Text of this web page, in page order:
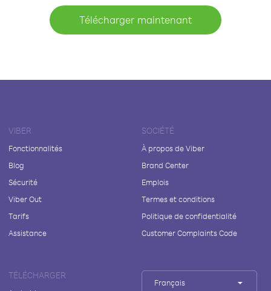
Télécharger maintenant
VIBER
Fonctionnalités
Blog
Sécurité
Viber Out
Tarifs
Assistance
SOCIÉTÉ
À propos de Viber
Brand Center
Emplois
Termes et conditions
Politique de confidentialité
Customer Complaints Code
TÉLÉCHARGER
Français